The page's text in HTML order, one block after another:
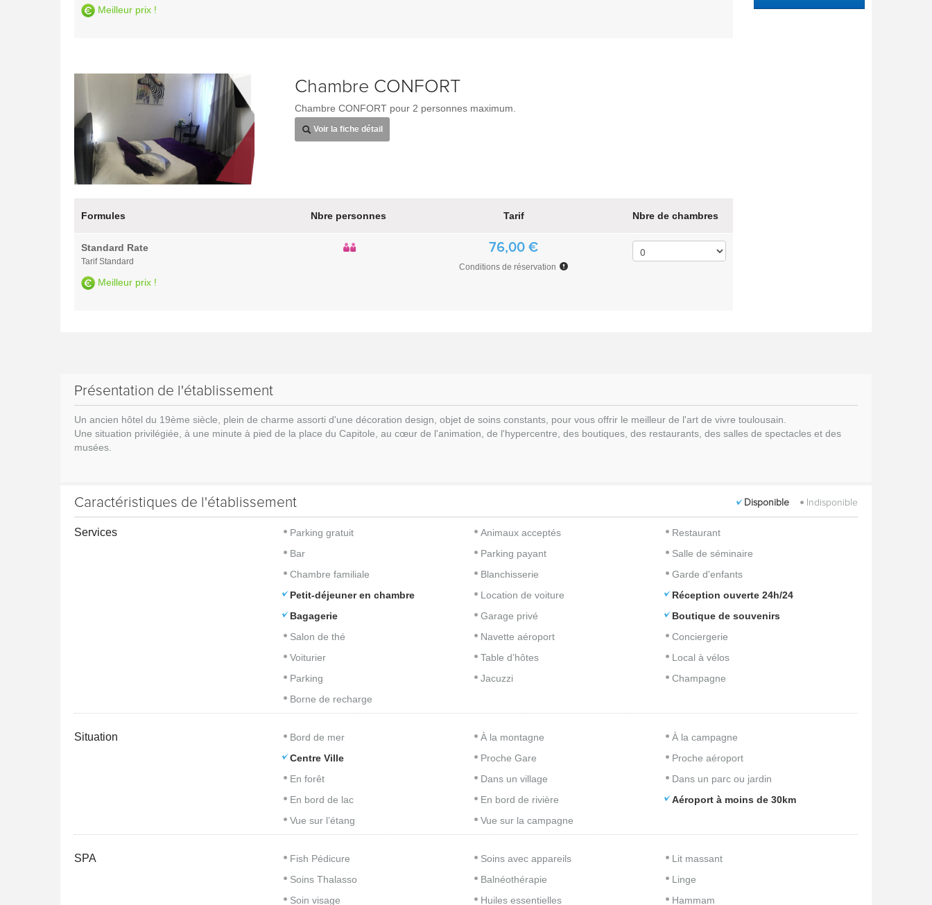
Meilleur prix !
Chambre CONFORT
Chambre CONFORT pour 2 personnes maximum.
Voir la fiche détail
Formules Nbre personnes Tarif Nbre de chambres
Standard Rate
Tarif Standard
Meilleur prix !
76,00 €
Conditions de réservation
Présentation de l'établissement
Un ancien hôtel du 19ème siècle, plein de charme assorti d'une décoration design, objet de soins constants, pour vous offrir le meilleur de l'art de vivre toulousain.
Une situation privilégiée, à une minute à pied de la place du Capitole, au cœur de l'animation, de l'hypercentre, des boutiques, des restaurants, des salles de spectacles et des
musées.
Caractéristiques de l'établissement Disponible Indisponible
Services Parking gratuit Animaux acceptés
Restaurant
Bar
Parking payant
Salle de séminaire
Chambre familiale
Blanchisserie
Garde d'enfants
Petit-déjeuner en chambre
Location de voiture
Réception ouverte 24h/24
Bagagerie
Garage privé
Boutique de souvenirs
Salon de thé
Navette aéroport
Conciergerie
Voiturier
Table d’hôtes
Local à vélos
Parking
Jacuzzi
Champagne
Borne de recharge
Situation Bord de mer À la montagne
À la campagne
Centre Ville
Proche Gare
Proche aéroport
En forêt
Dans un village
Dans un parc ou jardin
En bord de lac
En bord de rivière
Aéroport à moins de 30km
Vue sur l’étang
Vue sur la campagne
SPA Fish Pédicure Soins avec appareils
Lit massant
Soins Thalasso
Balnéothérapie
Linge
Soin visage
Huiles essentielles Hammam